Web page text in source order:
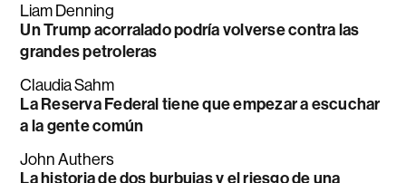
Liam Denning
Un Trump acorralado podría volverse contra las
grandes petroleras
Claudia Sahm
La Reserva Federal tiene que empezar a escuchar
a la gente común
John Authers
La historia de dos burbujas y el riesgo de una